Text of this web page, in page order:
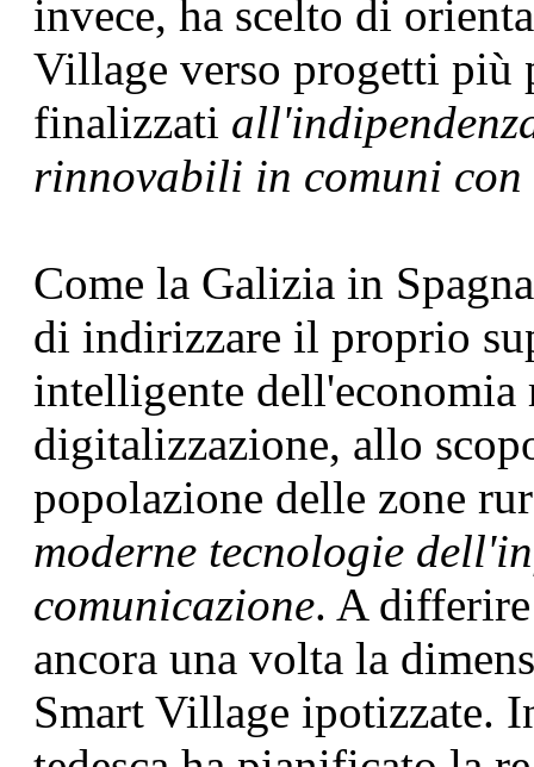
invece, ha scelto di
Village verso progetti più
finalizzati
rinnovabili in comuni
Come la Galizia in
di indirizzare il proprio
intelligente
digitalizzazione, allo
popolazione delle zone
moderne tecnologie
comunicazione. A
ancora una volta la
Smart Village ipotizzate.